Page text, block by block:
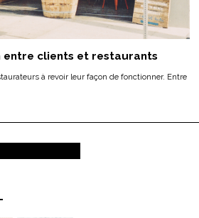
entre clients et restaurants
à revoir leur façon de fonctionner. Entre